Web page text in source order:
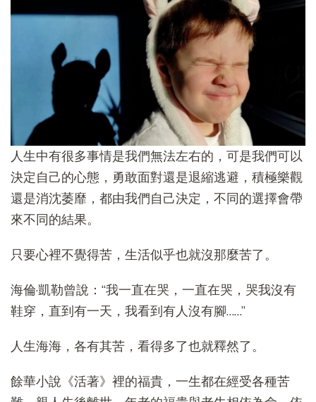
人生中有很多事情是我們無法左右的，可是我們可以
決定自己的心態，勇敢面對還是退縮逃避，積極樂觀
還是消沈萎靡，都由我們自己決定，不同的選擇會帶
來不同的結果。
只要心裡不覺得苦，生活似乎也就沒那麼苦了。
海倫·凱勒曾說：“我一直在哭，一直在哭，哭我沒有
鞋穿，直到有一天，我看到有人沒有腳……”
人生海海，各有其苦，看得多了也就釋然了。
餘華小說《活著》裡的福貴，一生都在經受各種苦